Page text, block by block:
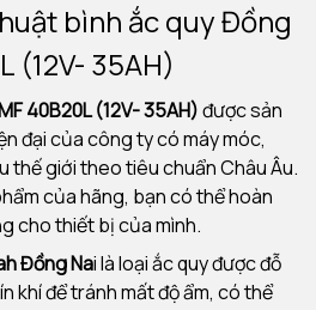
bình ắc quy Đồng
(12V- 35AH)
40B20L (12V- 35AH)được sản
đại của công ty có máy móc,
thế giới theo tiêu chuẩn Châu Âu.
của hãng, bạn có thể hoàn
cho thiết bị của mình.
Đồng Nai là loại ắc quy được đỗ
khí để tránh mất độ ẩm, có thể